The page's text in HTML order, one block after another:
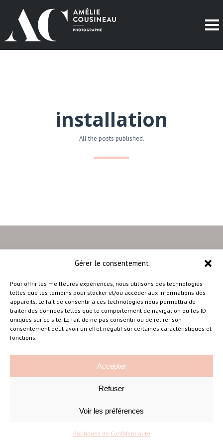
Gérer le consentement
Pour offrir les meilleures expériences, nous utilisons des technologies
telles que les témoins pour stocker et/ou accéder aux informations des
appareils. Le fait de consentir à ces technologies nous permettra de
traiter des données telles que le comportement de navigation ou les ID
uniques sur ce site. Le fait de ne pas consentir ou de retirer son
consentement peut avoir un effet négatif sur certaines caractéristiques et
fonctions.
Accepter
Refuser
Voir les préférences
Politiques de Confidentialité
installation
All the posts published.
Amélie Cousineau Photographe
©Amelie Cousineau Photographe